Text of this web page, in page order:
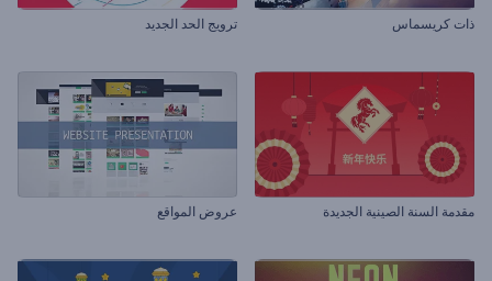
ذات كريسماس ترويج الحد الجديد
مقدمة السنة الصينية الجديدة عروض المواقع